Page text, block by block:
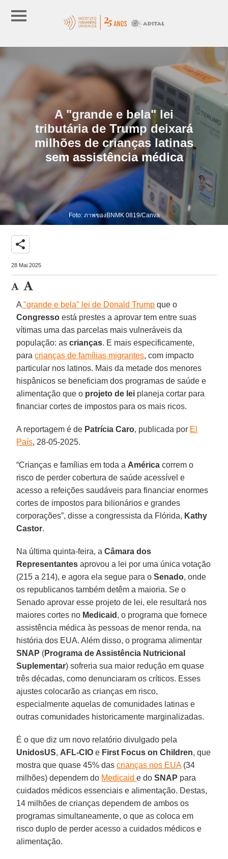
A "grande e bela" lei
tributária de Trump deixará
milhões de crianças latinas
sem assistência médica
Foto: ภาพของBNMK 0819/Canva
share
28 Mai 2025
A "grande e bela" lei de Donald Trump que o
Congresso está prestes a aprovar tem entre suas
vítimas uma das parcelas mais vulneráveis ​​da
população: ascrianças. E mais especificamente,
paracrianças de famílias migrantes, com impacto
particular nos latinos. Mais da metade dos menores
hispânicos se beneficiam dos programas de saúde e
alimentação que o projeto de lei planeja cortar para
financiar cortes de impostos para os mais ricos.
A reportagem é de Patrícia Caro, publicada por El
País, 28-05-2025.
“Crianças e famílias em toda a América correm o
risco de perder cobertura de saúde acessível e
acesso a refeições saudáveis ​​para financiar enormes
cortes de impostos para bilionários e grandes
corporações”, disse a congressista da Flórida, Kathy
Castor.
Na última quinta-feira, aCâmara dos
Representantes aprovou a lei por uma única votação
(215 a 214), e agora ela segue para oSenado, onde
os republicanos também detêm a maioria. Se o
Senado aprovar esse projeto de lei, ele resultará nos
maiores cortes no Medicaid , o programa que fornece
assistência médica às pessoas de menor renda, na
história dos EUA. Além disso, o programa alimentar
SNAP (Programa de Assistência Nutricional
Suplementar) sofreria sua maior redução em quase
três décadas, como denunciaram os críticos. Esses
ajustes colocarão as crianças em risco,
especialmente aquelas de comunidades latinas e
outras comunidades historicamente marginalizadas.
É o que diz um novo relatório divulgado pela
UnidosUS, AFL-CIO e First Focus on Children, que
mostra que quase 45% dascrianças nos EUA(34
milhões) dependem do Medicaide doSNAP para
cuidados médicos essenciais e alimentação. Destas,
14 milhões de crianças dependem de ambos os
programas simultaneamente, o que as coloca em
risco duplo de perder acesso a cuidados médicos e
alimentação.